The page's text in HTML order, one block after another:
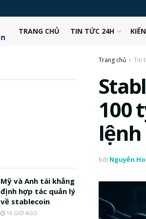
TRANG CHỦ TIN TỨC 24H
Trang chủ Tin
100
bởi Nguyễn
Mỹ và Anh tái khẳng
định hợp tác quản lý
về stablecoin
16 GIỜ AGO